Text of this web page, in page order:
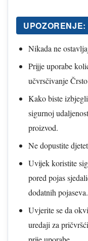
UPOZORENJE:
Nikada ne
Prijje uporabe
učvrsčivanje
Kako biste
sigurnoj
proizvod.
Ne dopustite
Uvijek koristite
pored pojas
dodatnih pojaseva.
Uvjerite se da
uredaji za